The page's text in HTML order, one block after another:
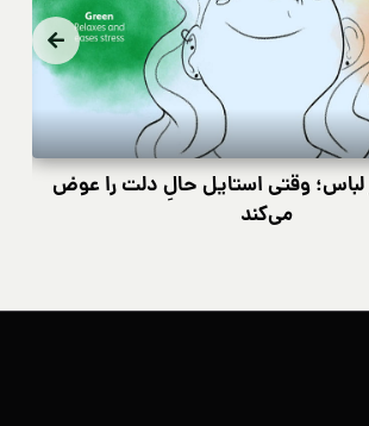
لباس؛ وقتی استایل حالِ دلت را عوض
می‌کند